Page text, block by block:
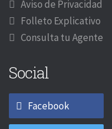
Aviso de Privacidad
Folleto Explicativo
Consulta tu Agente
Social
Facebook